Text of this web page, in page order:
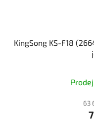
KingSong KS-F18
63